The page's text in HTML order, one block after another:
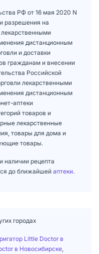
РФ от 16 мая 2020 N
разрешения на
дистанционным
и доставки
гражданам и внесении
Российской
лекарственными
дистанционным
аптеки
товаров и
лекарственные
товары для дома и
товары.
наличии рецепта
до ближайшей аптеки.
городах
Little Doctor в
в Новосибирске